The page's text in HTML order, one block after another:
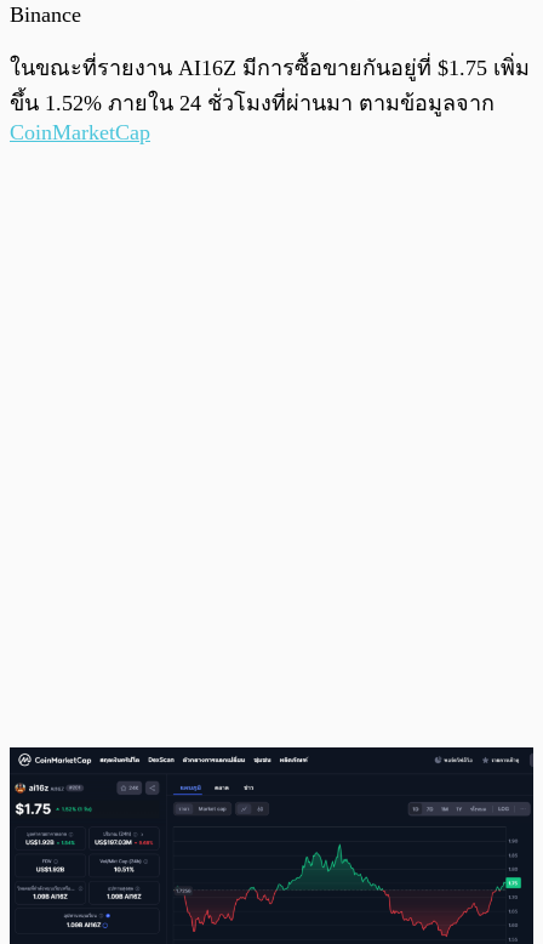
Binance
ในขณะที่รายงาน AI16Z มีการซื้อขายกันอยู่ที่ $1.75 เพิ่ม
ขึ้น 1.52% ภายใน 24 ชั่วโมงที่ผ่านมา ตามข้อมูลจาก
CoinMarketCap